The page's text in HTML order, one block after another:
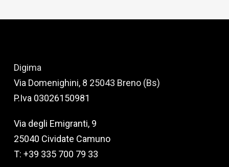
Digima
Via Domenighini, 8 25043 Breno (Bs)
P.Iva 03026150981
Via degli Emigranti, 9
25040 Cividate Camuno
T: +39 335 700 79 33